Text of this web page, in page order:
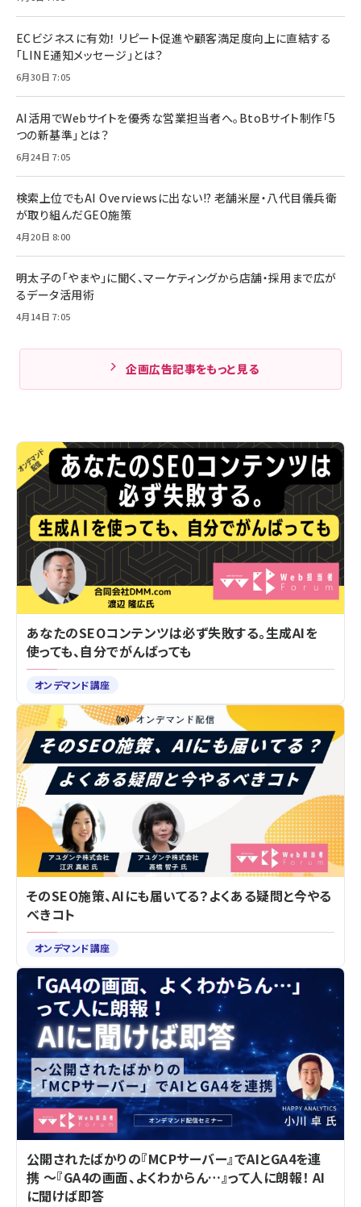
ECビジネスに有効！ リピート促進や顧客満足度向上に直結する
「LINE通知メッセージ」とは？
6月30日 7:05
AI活用でWebサイトを優秀な営業担当者へ。BtoBサイト制作「5
つの新基準」とは？
6月24日 7:05
検索上位でもAI Overviewsに出ない!? 老舗米屋・八代目儀兵衛
が取り組んだGEO施策
4月20日 8:00
明太子の「やまや」に聞く、マーケティングから店舗・採用まで広が
るデータ活用術
4月14日 7:05
企画広告記事をもっと見る
あなたのSEOコンテンツは必ず失敗する。生成AIを
使っても、自分でがんばっても
オンデマンド講座
そのSEO施策、AIにも届いてる？よくある疑問と今やる
べきコト
オンデマンド講座
公開されたばかりの『MCPサーバー』でAIとGA4を連
携 ～『GA4の画面、よくわからん…』って人に朗報！ AI
に聞けば即答